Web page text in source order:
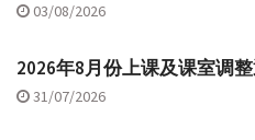
03/08/2026
2026年8月份上课及课室调
31/07/2026